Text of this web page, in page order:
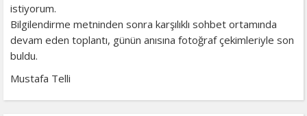
istiyorum.
Bilgilendirme metninden sonra karşılıklı sohbet ortamında
devam eden toplantı, günün anısına fotoğraf çekimleriyle son
buldu.
Mustafa Telli